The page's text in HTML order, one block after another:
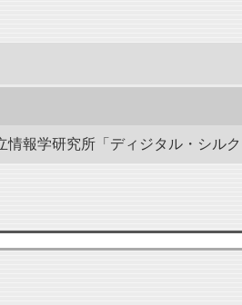
報学研究所「ディジタル・シル